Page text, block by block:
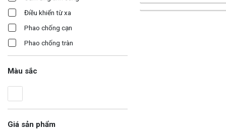
Điều khiển từ xa
Phao chống cạn
Phao chống tràn
Màu sắc
Giá sản phẩm